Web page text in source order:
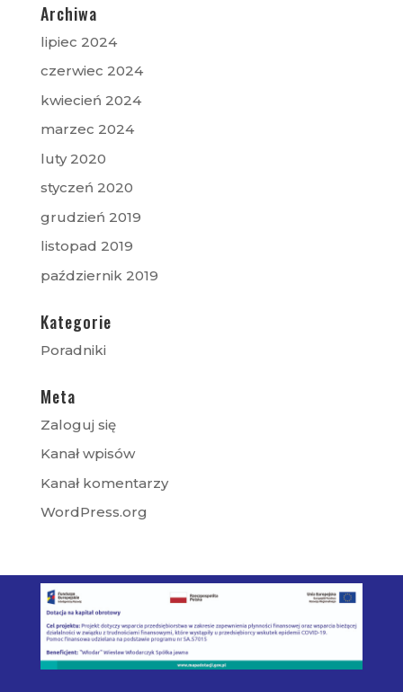
Archiwa
lipiec 2024
czerwiec 2024
kwiecień 2024
marzec 2024
luty 2020
styczeń 2020
grudzień 2019
listopad 2019
październik 2019
Kategorie
Poradniki
Meta
Zaloguj się
Kanał wpisów
Kanał komentarzy
WordPress.org